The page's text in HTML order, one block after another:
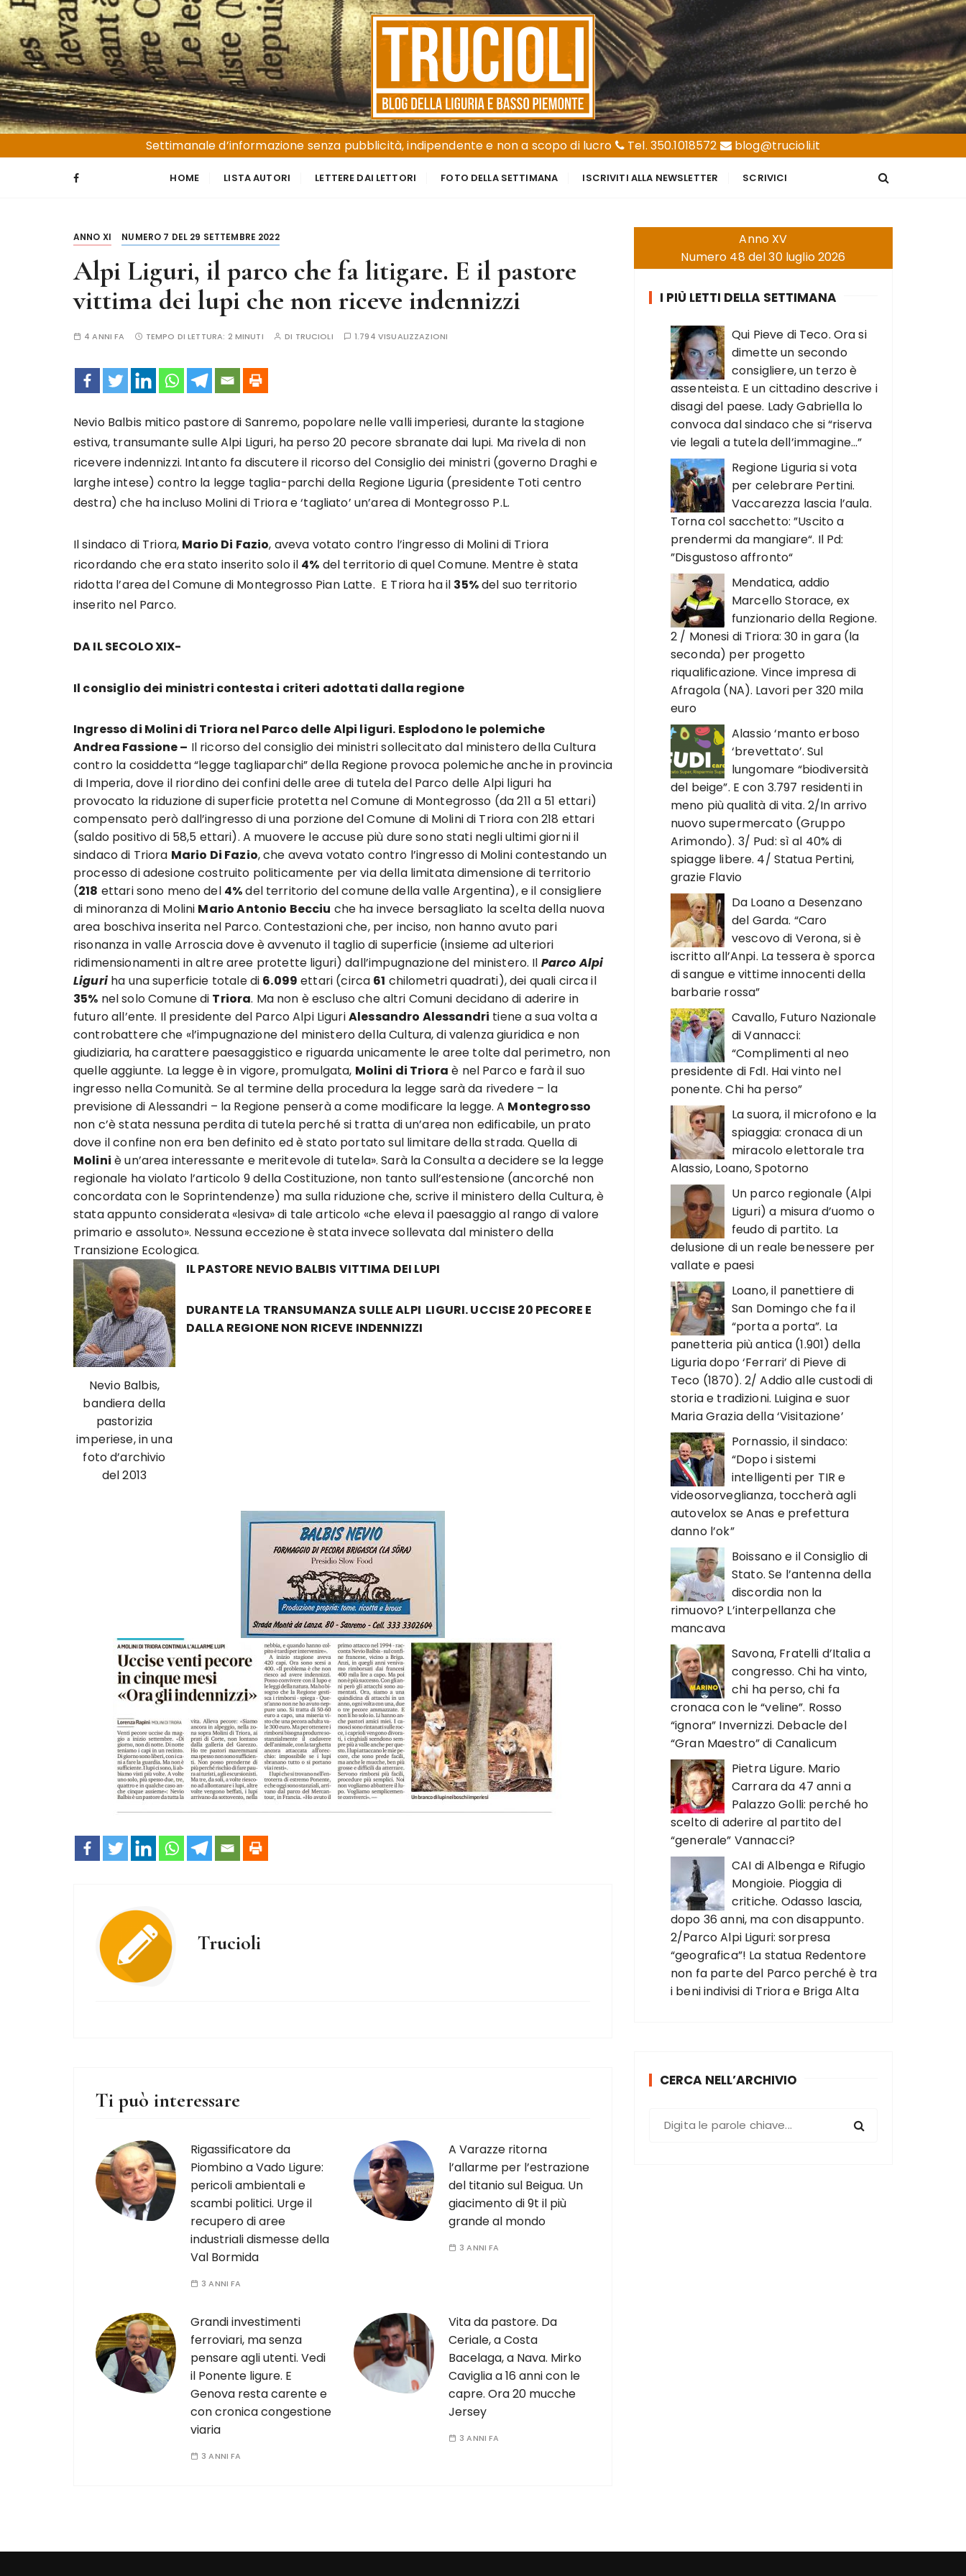
S
a
l
t
a
a
l
c
Trucioli
Liguria e Basso Piemonte
Settimanale d’informazione senza pubblicità, indipendente e non a scopo di lucro
Tel. 350.1018572 blog@trucioli.it
HOME LISTA AUTORI LETTERE DAI LETTORI FOTO DELLA SETTIMANA ISCRIVITI ALLA NEWSLETTER SCRIVICI
ANNO XI NUMERO 7 DEL 29 SETTEMBRE 2022
Alpi Liguri, il parco che fa litigare. E il pastore
vittima dei lupi che non riceve indennizzi
4 ANNI FA TEMPO DI LETTURA: 2 MINUTI DI TRUCIOLI 1.794 VISUALIZZAZIONI
Nevio Balbis mitico pastore di Sanremo, popolare nelle valli imperiesi, durante la stagione
estiva, transumante sulle Alpi Liguri, ha perso 20 pecore sbranate dai lupi. Ma rivela di non
ricevere indennizzi. Intanto fa discutere il ricorso del Consiglio dei ministri (governo Draghi e
larghe intese) contro la legge taglia-parchi della Regione Liguria (presidente Toti centro
destra) che ha incluso Molini di Triora e ‘tagliato’ un’area di Montegrosso P.L.
Il sindaco di Triora, Mario Di Fazio, aveva votato contro l’ingresso di Molini di Triora
ricordando che era stato inserito solo il 4% del territorio di quel Comune. Mentre è stata
ridotta l’area del Comune di Montegrosso Pian Latte. E Triora ha il 35%del suo territorio
inserito nel Parco.
DA IL SECOLO XIX-
Il consiglio dei ministri contesta i criteri adottati dalla regione
Ingresso di Molini di Triora nel Parco delle Alpi liguri. Esplodono le polemiche
Andrea Fassione – Il ricorso del consiglio dei ministri sollecitato dal ministero della Cultura
contro la cosiddetta “legge tagliaparchi” della Regione provoca polemiche anche in provincia
di Imperia, dove il riordino dei confini delle aree di tutela del Parco delle Alpi liguri ha
provocato la riduzione di superficie protetta nel Comune di Montegrosso (da 211 a 51 ettari)
compensato però dall’ingresso di una porzione del Comune di Molini di Triora con 218 ettari
(saldo positivo di 58,5 ettari). A muovere le accuse più dure sono stati negli ultimi giorni il
sindaco di Triora Mario Di Fazio, che aveva votato contro l’ingresso di Molini contestando un
processo di adesione costruito politicamente per via della limitata dimensione di territorio
(218 ettari sono meno del 4%del territorio del comune della valle Argentina), e il consigliere
di minoranza di Molini Mario Antonio Becciu che ha invece bersagliato la scelta della nuova
area boschiva inserita nel Parco. Contestazioni che, per inciso, non hanno avuto pari
risonanza in valle Arroscia dove è avvenuto il taglio di superficie (insieme ad ulteriori
ridimensionamenti in altre aree protette liguri) dall’impugnazione del ministero. Il Parco Alpi
Liguriha una superficie totale di 6.099 ettari (circa 61 chilometri quadrati), dei quali circa il
35% nel solo Comune di Triora. Ma non è escluso che altri Comuni decidano di aderire in
futuro all’ente. Il presidente del Parco Alpi LiguriAlessandro Alessandri tiene a sua volta a
controbattere che «l’impugnazione del ministero della Cultura, di valenza giuridica e non
giudiziaria, ha carattere paesaggistico e riguarda unicamente le aree tolte dal perimetro, non
quelle aggiunte. La legge è in vigore, promulgata, Molini di Triora è nel Parco e farà il suo
ingresso nella Comunità. Se al termine della procedura la legge sarà da rivedere – la
previsione di Alessandri – la Regione penserà a come modificare la legge. A Montegrosso
non c’è stata nessuna perdita di tutela perché si tratta di un’area non edificabile, un prato
dove il confine non era ben definito ed è stato portato sul limitare della strada. Quella di
Molini è un’area interessante e meritevole di tutela». Sarà la Consulta a decidere se la legge
regionale ha violato l’articolo 9 della Costituzione, non tanto sull’estensione (ancorché non
concordata con le Soprintendenze) ma sulla riduzione che, scrive il ministero della Cultura, è
stata appunto considerata «lesiva» di tale articolo «che eleva il paesaggio al rango di valore
primario e assoluto». Nessuna eccezione è stata invece sollevata dal ministero della
Transizione Ecologica.
Nevio Balbis,
bandiera della
pastorizia
imperiese, in una
foto d’archivio
del 2013
IL PASTORE NEVIO BALBIS VITTIMA DEI LUPI
DURANTE LA TRANSUMANZA SULLE ALPI LIGURI. UCCISE 20 PECORE E
DALLA REGIONE NON RICEVE INDENNIZZI
Trucioli
Ti può interessare
Rigassificatore da
Piombino a Vado Ligure:
pericoli ambientali e
scambi politici. Urge il
recupero di aree
industriali dismesse della
Val Bormida
3 ANNI FA
A Varazze ritorna
l’allarme per l’estrazione
del titanio sul Beigua. Un
giacimento di 9t il più
grande al mondo
3 ANNI FA
Grandi investimenti
ferroviari, ma senza
pensare agli utenti. Vedi
il Ponente ligure. E
Genova resta carente e
con cronica congestione
viaria
3 ANNI FA
Vita da pastore. Da
Ceriale, a Costa
Bacelaga, a Nava. Mirko
Caviglia a 16 anni con le
capre. Ora 20 mucche
Jersey
3 ANNI FA
Anno XV
Numero 48 del 30 luglio 2026
I PIÙ LETTI DELLA SETTIMANA
Qui Pieve di Teco. Ora si
dimette un secondo
consigliere, un terzo è
assenteista. E un cittadino descrive i
disagi del paese. Lady Gabriella lo
convoca dal sindaco che si “riserva
vie legali a tutela dell’immagine…”
Regione Liguria si vota
per celebrare Pertini.
Vaccarezza lascia l’aula.
Torna col sacchetto: ”Uscito a
prendermi da mangiare“. Il Pd:
”Disgustoso affronto“
Mendatica, addio
Marcello Storace, ex
funzionario della Regione.
2 / Monesi di Triora: 30 in gara (la
seconda) per progetto
riqualificazione. Vince impresa di
Afragola (NA). Lavori per 320 mila
euro
Alassio ‘manto erboso
‘brevettato’. Sul
lungomare “biodiversità
del beige”. E con 3.797 residenti in
meno più qualità di vita. 2/In arrivo
nuovo supermercato (Gruppo
Arimondo). 3/ Pud: sì al 40% di
spiagge libere. 4/ Statua Pertini,
grazie Flavio
Da Loano a Desenzano
del Garda. “Caro
vescovo di Verona, si è
iscritto all’Anpi. La tessera è sporca
di sangue e vittime innocenti della
barbarie rossa”
Cavallo, Futuro Nazionale
di Vannacci:
“Complimenti al neo
presidente di FdI. Hai vinto nel
ponente. Chi ha perso”
La suora, il microfono e la
spiaggia: cronaca di un
miracolo elettorale tra
Alassio, Loano, Spotorno
Un parco regionale (Alpi
Liguri) a misura d’uomo o
feudo di partito. La
delusione di un reale benessere per
vallate e paesi
Loano, il panettiere di
San Domingo che fa il
“porta a porta”. La
panetteria più antica (1.901) della
Liguria dopo ‘Ferrari’ di Pieve di
Teco (1870). 2/ Addio alle custodi di
storia e tradizioni. Luigina e suor
Maria Grazia della ‘Visitazione’
Pornassio, il sindaco:
“Dopo i sistemi
intelligenti per TIR e
videosorveglianza, toccherà agli
autovelox se Anas e prefettura
danno l’ok”
Boissano e il Consiglio di
Stato. Se l’antenna della
discordia non la
rimuovo? L’interpellanza che
mancava
Savona, Fratelli d’Italia a
congresso. Chi ha vinto,
chi ha perso, chi fa
cronaca con le “veline”. Rosso
“ignora” Invernizzi. Debacle del
“Gran Maestro” di Canalicum
Pietra Ligure. Mario
Carrara da 47 anni a
Palazzo Golli: perché ho
scelto di aderire al partito del
“generale” Vannacci?
CAI di Albenga e Rifugio
Mongioie. Pioggia di
critiche. Odasso lascia,
dopo 36 anni, ma con disappunto.
2/Parco Alpi Liguri: sorpresa
“geografica”! La statua Redentore
non fa parte del Parco perché è tra
i beni indivisi di Triora e Briga Alta
CERCA NELL’ARCHIVIO